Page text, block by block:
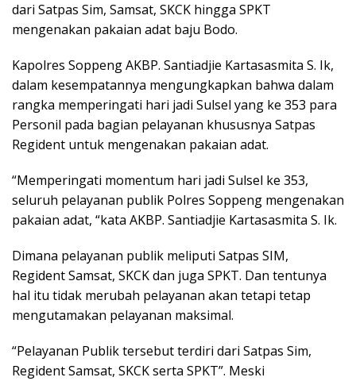
dari Satpas Sim, Samsat, SKCK hingga SPKT
mengenakan pakaian adat baju Bodo.
Kapolres Soppeng AKBP. Santiadjie Kartasasmita S. Ik,
dalam kesempatannya mengungkapkan bahwa dalam
rangka memperingati hari jadi Sulsel yang ke 353 para
Personil pada bagian pelayanan khususnya Satpas
Regident untuk mengenakan pakaian adat.
“Memperingati momentum hari jadi Sulsel ke 353,
seluruh pelayanan publik Polres Soppeng mengenakan
pakaian adat, “kata AKBP. Santiadjie Kartasasmita S. Ik.
Dimana pelayanan publik meliputi Satpas SIM,
Regident Samsat, SKCK dan juga SPKT. Dan tentunya
hal itu tidak merubah pelayanan akan tetapi tetap
mengutamakan pelayanan maksimal.
“Pelayanan Publik tersebut terdiri dari Satpas Sim,
Regident Samsat, SKCK serta SPKT”. Meski